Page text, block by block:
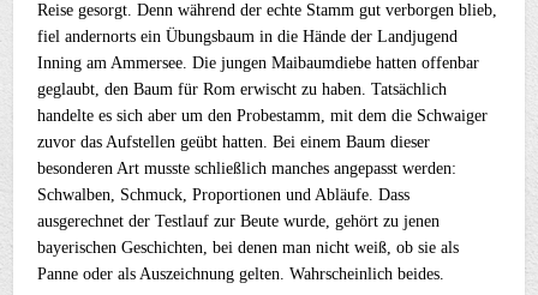
Reise gesorgt. Denn während der echte Stamm gut verborgen blieb,
fiel andernorts ein Übungsbaum in die Hände der Landjugend
Inning am Ammersee. Die jungen Maibaumdiebe hatten offenbar
geglaubt, den Baum für Rom erwischt zu haben. Tatsächlich
handelte es sich aber um den Probestamm, mit dem die Schwaiger
zuvor das Aufstellen geübt hatten. Bei einem Baum dieser
besonderen Art musste schließlich manches angepasst werden:
Schwalben, Schmuck, Proportionen und Abläufe. Dass
ausgerechnet der Testlauf zur Beute wurde, gehört zu jenen
bayerischen Geschichten, bei denen man nicht weiß, ob sie als
Panne oder als Auszeichnung gelten. Wahrscheinlich beides.